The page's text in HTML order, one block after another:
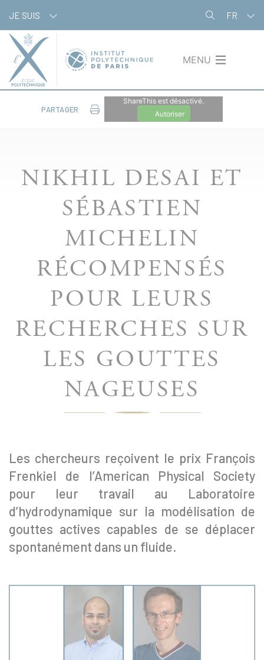
au
contenu
principal
JE SUIS FR
MENU
PARTAGER
ShareThis est désactivé.
Autoriser
NIKHIL DESAI ET
SÉBASTIEN
MICHELIN
RÉCOMPENSÉS
POUR LEURS
RECHERCHES SUR
LES GOUTTES
NAGEUSES
Les chercheurs reçoivent le prix François
Frenkiel de l’American Physical Society
pour leur travail au Laboratoire
d’hydrodynamique sur la modélisation de
gouttes actives capables de se déplacer
spontanément dans un fluide.